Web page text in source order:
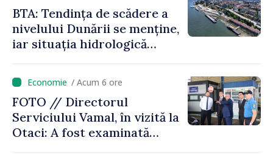
BTA: Tendința de scădere a
nivelului Dunării se menține,
iar situația hidrologică
/ Acum 6 ore
FOTO // Directorul
Serviciului Vamal, în vizită la
Otaci: A fost examinată